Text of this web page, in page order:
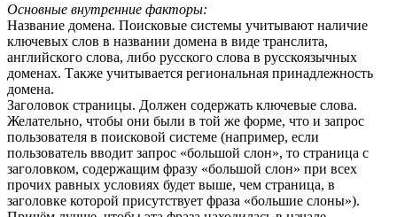
Основные внутренние факторы:
Название домена. Поисковые системы учитывают наличие
ключевых слов в названии домена в виде транслита,
английского слова, либо русского слова в русскоязычных
доменах. Также учитывается региональная принадлежность
домена.
Заголовок страницы. Должен содержать ключевые слова.
Желательно, чтобы они были в той же форме, что и запрос
пользователя в поисковой системе (например, если
пользователь вводит запрос «большой слон», то страница с
заголовком, содержащим фразу «большой слон» при всех
прочих равных условиях будет выше, чем страница, в
заголовке которой присутствует фраза «большие слоны»).